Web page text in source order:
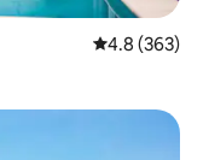
平均评分 4.8
4.8 (363)